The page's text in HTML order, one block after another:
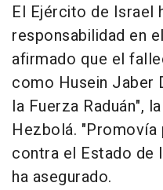
El Ejército de Israel
responsabilidad en
afirmado que el
como Husein Jaber
la Fuerza Raduán",
Hezbolá.
contra el Estado de
ha asegurado.